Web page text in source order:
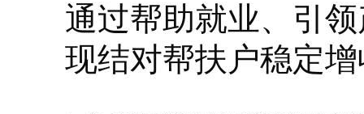
通过帮助就业、引
现结对帮扶户稳定